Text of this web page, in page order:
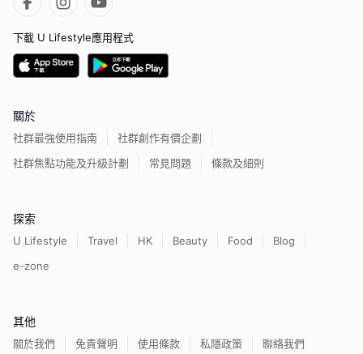
下載 U Lifestyle應用程式
關於
社群最強使用指南
社群創作有價企劃
社群焦點功能及升級計劃
常見問題 條款及細則
探索
U Lifestyle Travel HK Beauty Food
Blog
e-zone
其他
關於我們 免責聲明 使用條款 私隱政策 聯絡我們